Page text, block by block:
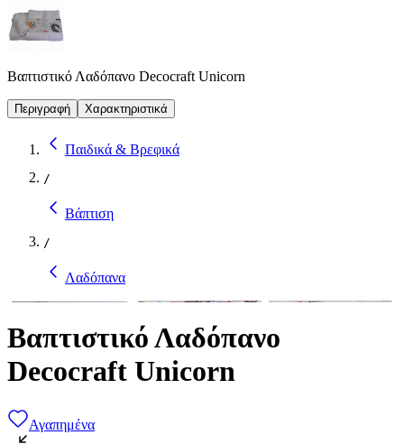
Βαπτιστικό Λαδόπανο Decocraft Unicorn
Περιγραφή Χαρακτηριστικά
Παιδικά & Βρεφικά
/
Βάπτιση
/
Λαδόπανα
Βαπτιστικό Λαδόπανο
Decocraft Unicorn
Αγαπημένα